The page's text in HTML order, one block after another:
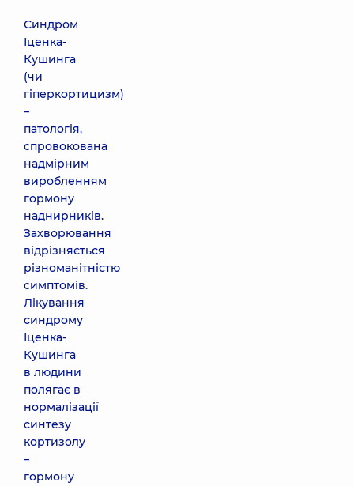
Синдром
Іценка-
Кушинга
(чи
гіперкортицизм)
–
патологія,
спровокована
надмірним
виробленням
гормону
наднирників.
Захворювання
відрізняється
різноманітністю
симптомів.
Лікування
синдрому
Іценка-
Кушинга
в людини
полягає в
нормалізації
синтезу
кортизолу
–
гормону